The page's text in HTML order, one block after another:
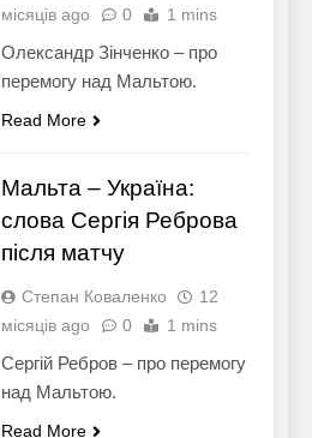
місяців ago
0 1 mins
Олександр Зінченко – про
перемогу над Мальтою.
Read More
Мальта – Україна:
слова Сергія Реброва
після матчу
Степан Коваленко
12
місяців ago
0 1 mins
Сергій Ребров – про перемогу
над Мальтою.
Read More